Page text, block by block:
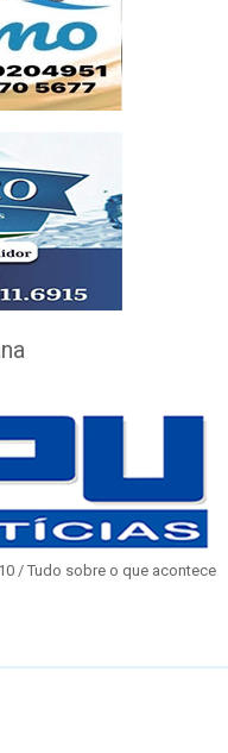
/ Tudo sobre o que acontece